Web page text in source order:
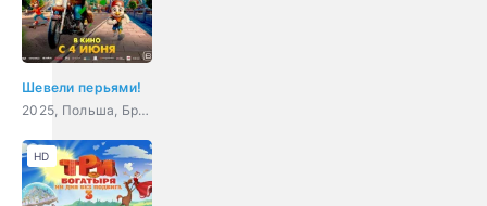
Шевели перьями!
2025, Польша, Бразилия, Гонконг, США, Великобритания, Япония, мультфильм, приключения, семейный
HD